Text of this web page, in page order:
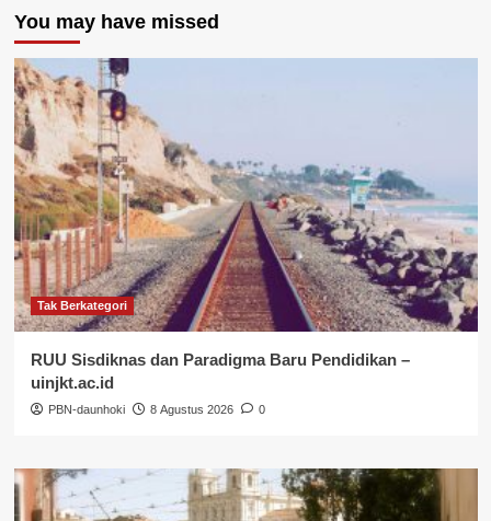
You may have missed
Tak Berkategori
RUU Sisdiknas dan Paradigma Baru Pendidikan –
uinjkt.ac.id
PBN-daunhoki 8 Agustus 2026 0